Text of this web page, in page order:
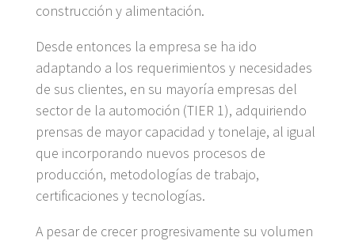
construcción y alimentación.
Desde entonces la empresa se ha ido
adaptando a los requerimientos y necesidades
de sus clientes, en su mayoría empresas del
sector de la automoción (TIER 1), adquiriendo
prensas de mayor capacidad y tonelaje, al igual
que incorporando nuevos procesos de
producción, metodologías de trabajo,
certificaciones y tecnologías.
A pesar de crecer progresivamente su volumen